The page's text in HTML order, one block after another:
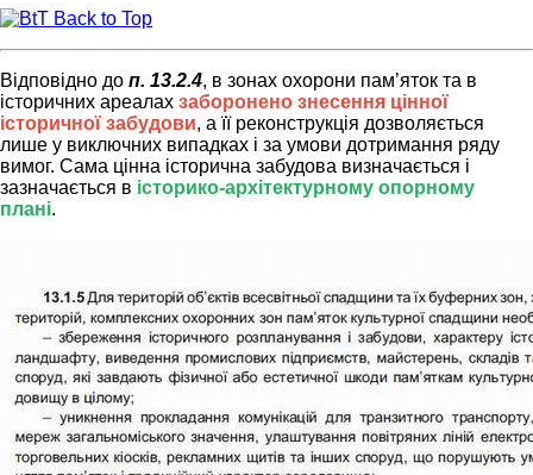
Back to Top
Відповідно до п. 13.2.4, в зонах охорони пам’яток та в
історичних ареалах заборонено знесення цінної
історичної забудови, а її реконструкція дозволяється
лише у виключних випадках і за умови дотримання ряду
вимог. Сама цінна історична забудова визначається і
зазначається в історико-архітектурному опорному
плані.